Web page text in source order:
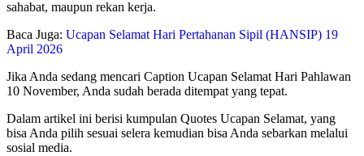
sahabat, maupun rekan kerja.
Baca Juga: Ucapan Selamat Hari Pertahanan Sipil (HANSIP) 19
April 2026
Jika Anda sedang mencari Caption Ucapan Selamat Hari Pahlawan
10 November, Anda sudah berada ditempat yang tepat.
Dalam artikel ini berisi kumpulan Quotes Ucapan Selamat, yang
bisa Anda pilih sesuai selera kemudian bisa Anda sebarkan melalui
sosial media.